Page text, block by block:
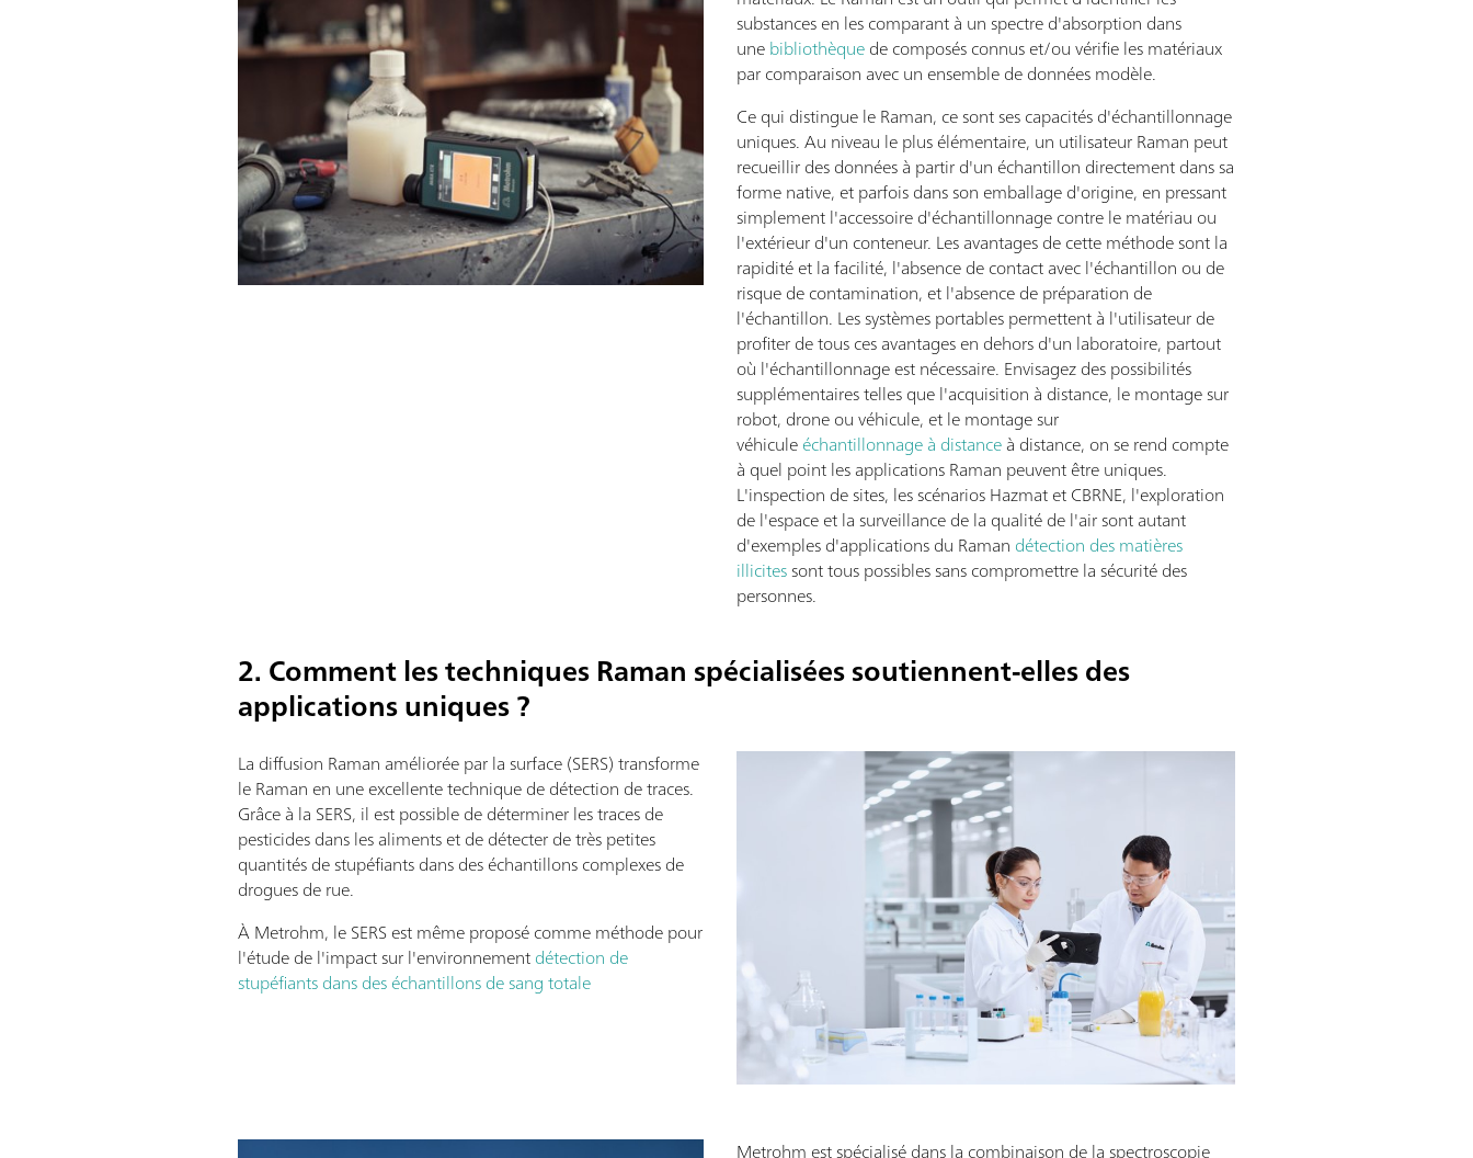
substances en les comparant à un spectre d'absorption dans
unebibliothèquede composés connus et/ou vérifie les matériaux
par comparaison avec un ensemble de données modèle.
Ce qui distingue le Raman, ce sont ses capacités d'échantillonnage
uniques. Au niveau le plus élémentaire, un utilisateur Raman peut
recueillir des données à partir d'un échantillon directement dans sa
forme native, et parfois dans son emballage d'origine, en pressant
simplement l'accessoire d'échantillonnage contre le matériau ou
l'extérieur d'un conteneur. Les avantages de cette méthode sont la
rapidité et la facilité, l'absence de contact avec l'échantillon ou de
risque de contamination, et l'absence de préparation de
l'échantillon. Les systèmes portables permettent à l'utilisateur de
profiter de tous ces avantages en dehors d'un laboratoire, partout
où l'échantillonnage est nécessaire. Envisagez des possibilités
supplémentaires telles que l'acquisition à distance, le montage sur
robot, drone ou véhicule, et le montage sur
véhiculeéchantillonnage à distanceà distance, on se rend compte
à quel point les applications Raman peuvent être uniques.
L'inspection de sites, les scénarios Hazmat et CBRNE, l'exploration
de l'espace et la surveillance de la qualité de l'air sont autant
d'exemples d'applications du Raman détection des matières
illicitessont tous possibles sans compromettre la sécurité des
personnes.
2. Comment les techniques Raman spécialisées soutiennent-elles des
applications uniques ?
La diffusion Raman améliorée par la surface (SERS) transforme
le Raman en une excellente technique de détection de traces.
Grâce à la SERS, il est possible de déterminer les traces de
pesticides dans les aliments et de détecter de très petites
quantités de stupéfiants dans des échantillons complexes de
drogues de rue.
À Metrohm, le SERS est même proposé comme méthode pour
l'étude de l'impact sur l'environnementdétection de
stupéfiants dans des échantillons de sang totale
Metrohm est spécialisé dans la combinaison de la spectroscopie